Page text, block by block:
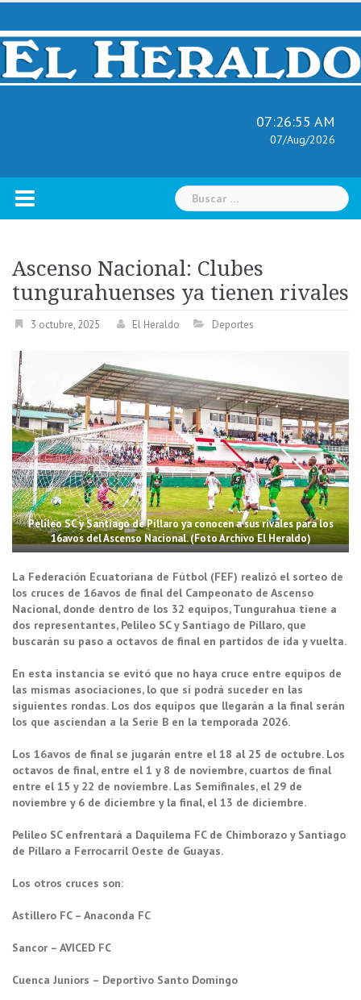
Skip
content
07:26:56 AM
07/Aug/2026
Buscar:
Ascenso Nacional: Clubes
tungurahuenses ya tienen rivales
3 octubre, 2025 El Heraldo Deportes
Pelileo SC y Santiago de Píllaro ya conocen a sus rivales para los
16avos del Ascenso Nacional. (Foto Archivo El Heraldo)
La Federación Ecuatoriana de Fútbol (FEF) realizó el sorteo de
los cruces de 16avos de final del Campeonato de Ascenso
Nacional, donde dentro de los 32 equipos, Tungurahua tiene a
dos representantes, Pelileo SC y Santiago de Píllaro, que
buscarán su paso a octavos de final en partidos de ida y vuelta.
En esta instancia se evitó que no haya cruce entre equipos de
las mismas asociaciones, lo que sí podrá suceder en las
siguientes rondas. Los dos equipos que llegarán a la final serán
los que asciendan a la Serie B en la temporada 2026.
Los 16avos de final se jugarán entre el 18 al 25 de octubre. Los
octavos de final, entre el 1 y 8 de noviembre, cuartos de final
entre el 15 y 22 de noviembre. Las Semifinales, el 29 de
noviembre y 6 de diciembre y la final, el 13 de diciembre.
Pelileo SC enfrentará a Daquilema FC de Chimborazo y Santiago
de Píllaro a Ferrocarril Oeste de Guayas.
Los otros cruces son:
Astillero FC – Anaconda FC
Sancor – AVICED FC
Cuenca Juniors – Deportivo Santo Domingo